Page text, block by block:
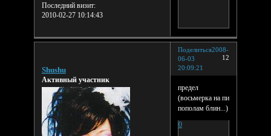
Последний визит:
2010-02-27 10:14:43
Поделиться
12
2008-
06-03
20:09:21
Shushu
Активный участник
предел
(восьмерка на пи
пополам блин...)
0